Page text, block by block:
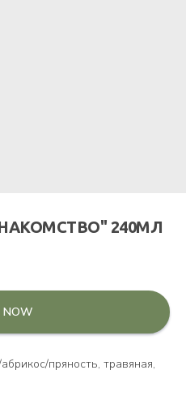
240МЛ
NOW
пряность, травяная,